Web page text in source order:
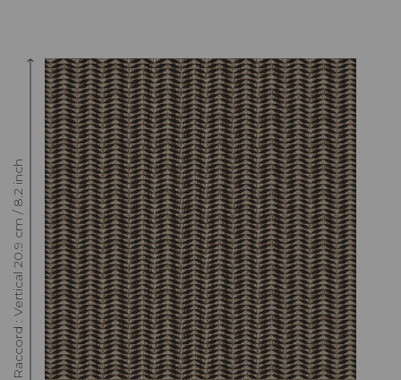
Raccord : Vertical 20.9 cm / 8.2 inch